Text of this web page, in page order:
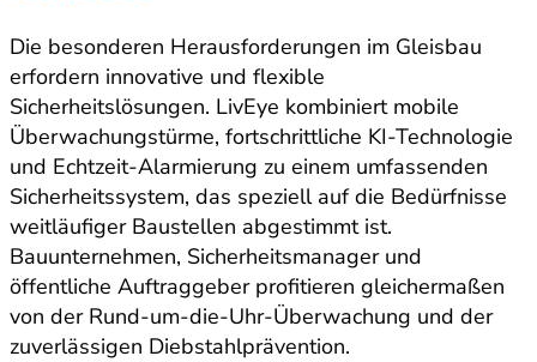
Die besonderen Herausforderungen im Gleisbau
erfordern innovative und flexible
Sicherheitslösungen. LivEye kombiniert mobile
Überwachungstürme, fortschrittliche KI-Technologie
und Echtzeit-Alarmierung zu einem umfassenden
Sicherheitssystem, das speziell auf die Bedürfnisse
weitläufiger Baustellen abgestimmt ist.
Bauunternehmen, Sicherheitsmanager und
öffentliche Auftraggeber profitieren gleichermaßen
von der Rund-um-die-Uhr-Überwachung und der
zuverlässigen Diebstahlprävention.